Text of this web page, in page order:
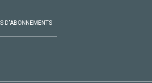
D'ABONNEMENTS